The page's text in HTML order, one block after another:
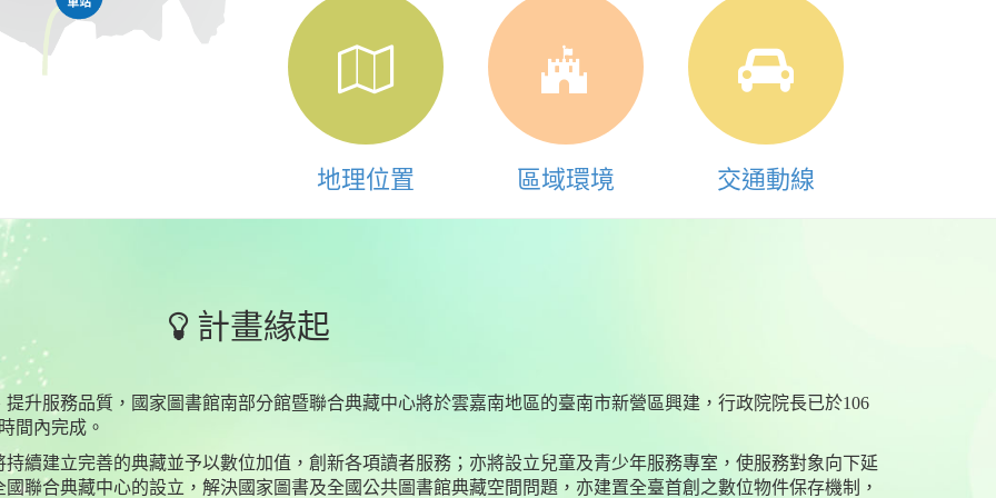
地理位置 區域環境 交通動線
計畫緣起
升服務品質，國家圖書館南部分館暨聯合典藏中心將於雲嘉南地區的臺南市新營區興建，行政院院長已於106
間內完成。
續建立完善的典藏並予以數位加值，創新各項讀者服務；亦將設立兒童及青少年服務專室，使服務對象向下延
聯合典藏中心的設立，解決國家圖書及全國公共圖書館典藏空間問題，亦建置全臺首創之數位物件保存機制，